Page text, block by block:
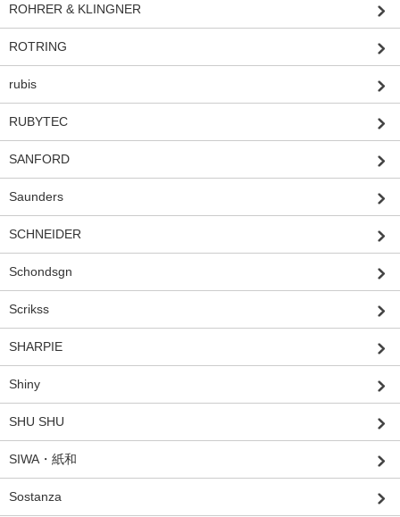
ROHRER & KLINGNER
ROTRING
rubis
RUBYTEC
SANFORD
Saunders
SCHNEIDER
Schondsgn
Scrikss
SHARPIE
Shiny
SHU SHU
SIWA・紙和
Sostanza